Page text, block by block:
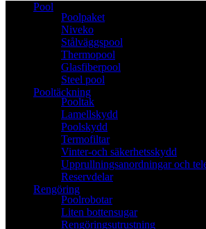
Pool
Poolpaket
Niveko
Stålväggspool
Thermopool
Glasfiberpool
Steel pool
Pooltäckning
Pooltak
Lamellskydd
Poolskydd
Termofiltar
Vinter-och säkerhetsskydd
Upprullningsanordningar och
Reservdelar
Rengöring
Poolrobotar
Liten bottensugar
Rengöringsutrustning